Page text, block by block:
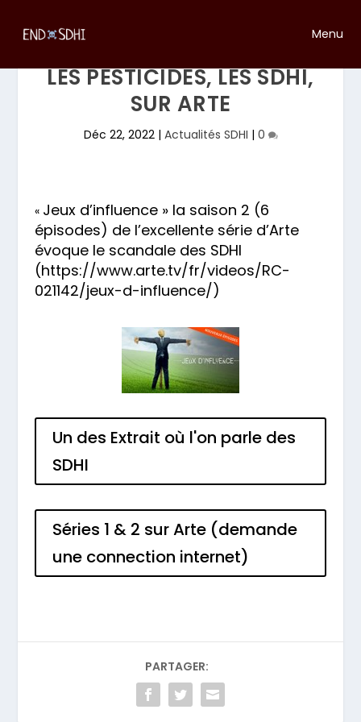
Menu
LES PESTICIDES, LES SDHI,
SUR ARTE
Déc 22, 2022| Actualités SDHI | 0
« Jeux d’influence » la saison 2 (6
épisodes) de l’excellente série d’Arte
évoque le scandale des SDHI
(https://www.arte.tv/fr/videos/RC-
021142/jeux-d-influence/)
Un des Extrait où l'on parle des
SDHI
Séries 1 & 2 sur Arte (demande
une connection internet)
PARTAGER: